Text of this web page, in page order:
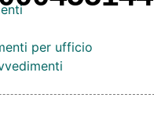
per ufficio